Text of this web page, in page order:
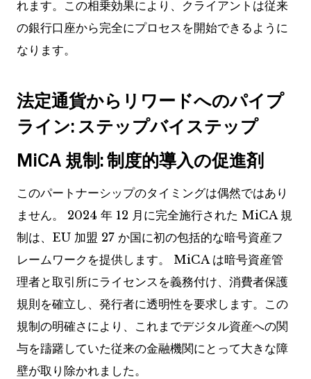
れます。この相乗効果により、クライアントは従来
の銀行口座から完全にプロセスを開始できるように
なります。
法定通貨からリワードへのパイプ
ライン: ステップバイステップ
MiCA 規制: 制度的導入の促進剤
このパートナーシップのタイミングは偶然ではあり
ません。 2024 年 12 月に完全施行された MiCA 規
制は、EU 加盟 27 か国に初の包括的な暗号資産フ
レームワークを提供します。 MiCA は暗号資産管
理者と取引所にライセンスを義務付け、消費者保護
規則を確立し、発行者に透明性を要求します。この
規制の明確さにより、これまでデジタル資産への関
与を躊躇していた従来の金融機関にとって大きな障
壁が取り除かれました。